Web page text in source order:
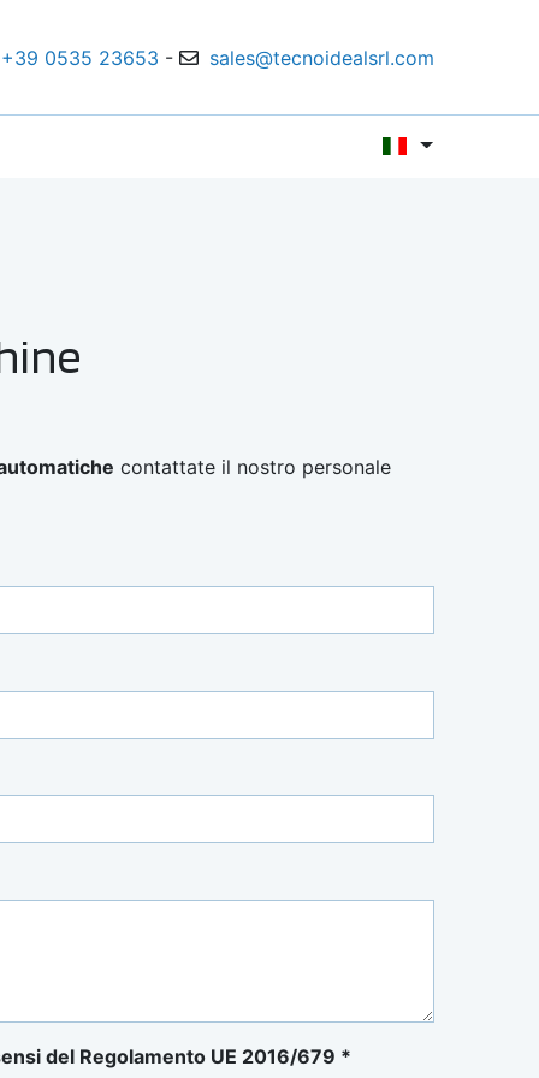
+39 0535 23653 - sales@tecnoidealsrl.com
contattate il nostro personale
del Regolamento UE 2016/679